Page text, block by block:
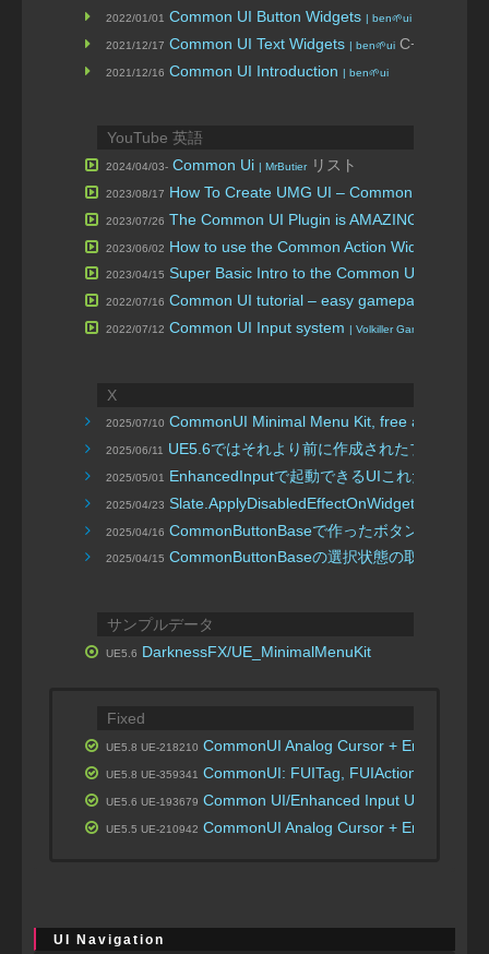
2022/01/01 Common UI Button Widgets | ben🌱ui
2021/12/17 Common UI Text Widgets | ben🌱ui C++
2021/12/16 Common UI Introduction | ben🌱ui
YouTube 英語
2024/04/03- Common Ui | MrButierリスト
2023/08/17 How To Create UMG UI – Common UI Pause
2023/07/26 The Common UI Plugin is AMAZING! This is
2023/06/02 How to use the Common Action Widget
2023/04/15 Super Basic Intro to the Common UI :
2022/07/16 Common UI tutorial – easy gamepad UI
2022/07/12 Common UI Input system | Volkiller Games
X
2025/07/10 CommonUI Minimal Menu Kit, free and open
2025/06/11 UE5.6ではそれより前に作成されたプロジェ
2025/05/01 EnhancedInputで起動できるUIこれだわ。あ
2025/04/23 Slate.ApplyDisabledEffectOnWidgets false
2025/04/16 CommonButtonBaseで作ったボタンのスタ
2025/04/15 CommonButtonBaseの選択状態の取得と上書
サンプルデータ
UE5.6 DarknessFX/UE_MinimalMenuKit
Fixed
UE5.8 UE-218210 CommonUI Analog Cursor + Enhanced
UE5.8 UE-359341 CommonUI: FUITag, FUIActionTag
UE5.6 UE-193679 Common UI/Enhanced Input UI action
UE5.5 UE-210942 CommonUI Analog Cursor + Enhanced
UI Navigation